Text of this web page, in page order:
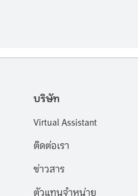
บริษัท
Virtual Assistant
ติดต่อเรา
ข่าวสาร
ตัวแทนจำหน่าย